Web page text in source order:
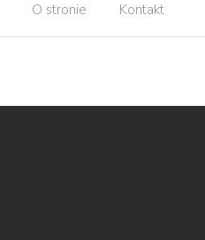
O stronie Kontakt